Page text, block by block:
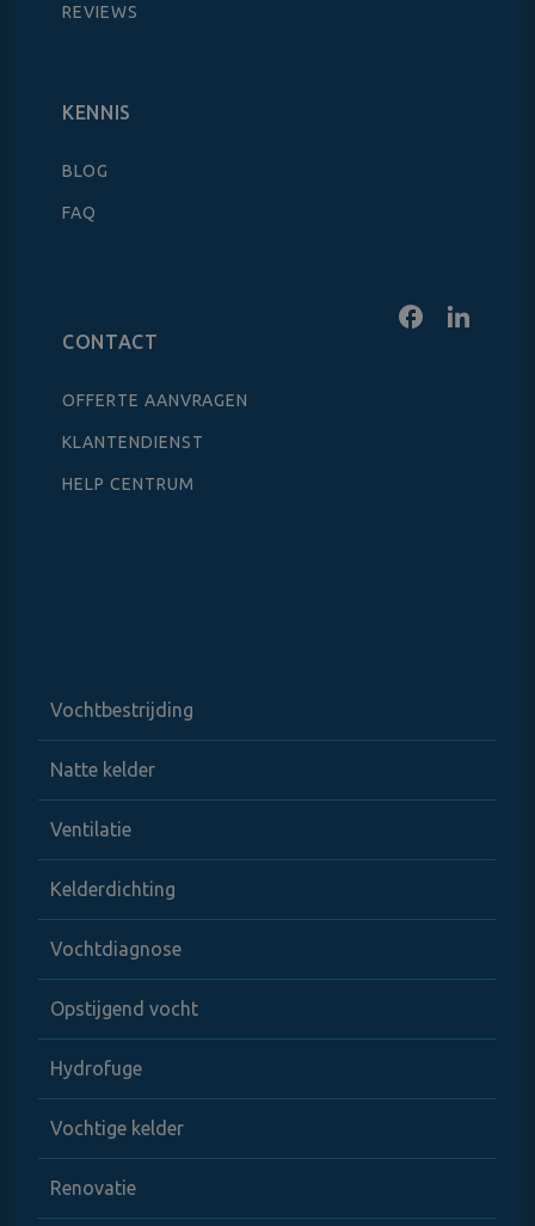
REVIEWS
KENNIS
BLOG
FAQ
CONTACT
OFFERTE AANVRAGEN
KLANTENDIENST
HELP CENTRUM
Vochtbestrijding
Natte kelder
Ventilatie
Kelderdichting
Vochtdiagnose
Opstijgend vocht
Hydrofuge
Vochtige kelder
Renovatie